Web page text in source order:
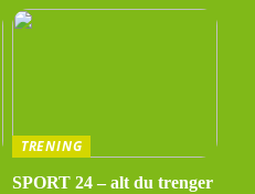
TRENING
SPORT 24 – alt du trenger